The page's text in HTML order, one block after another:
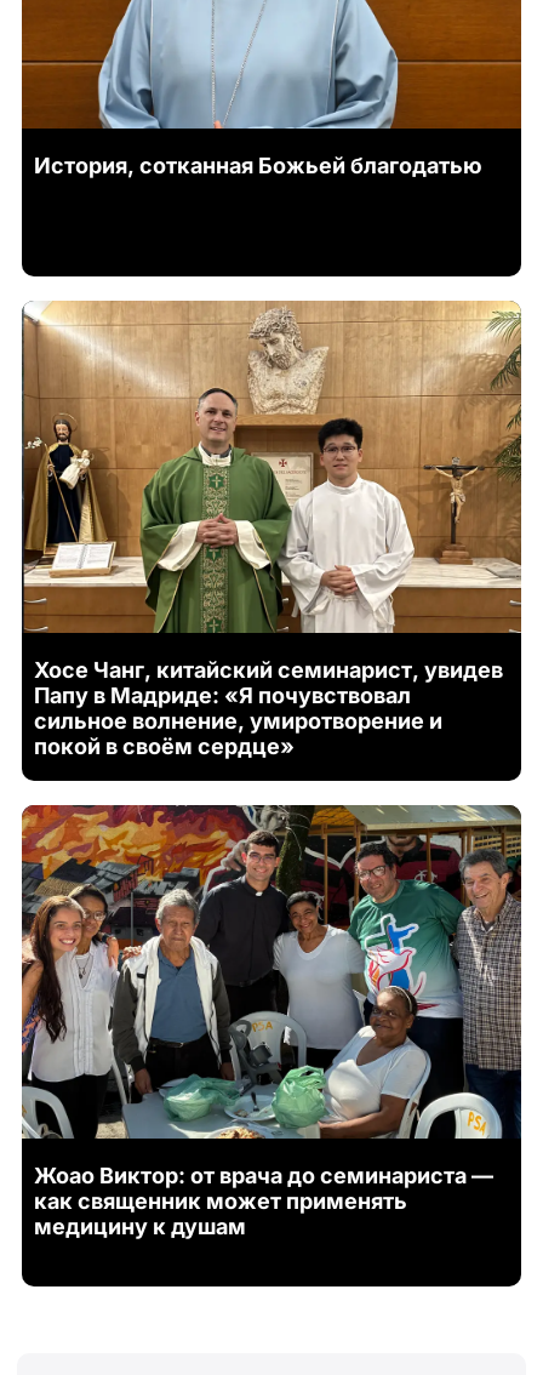
История, сотканная Божьей благодатью
Хосе Чанг, китайский семинарист, увидев
Папу в Мадриде: «Я почувствовал
сильное волнение, умиротворение и
покой в своём сердце»
Жоао Виктор: от врача до семинариста —
как священник может применять
медицину к душам